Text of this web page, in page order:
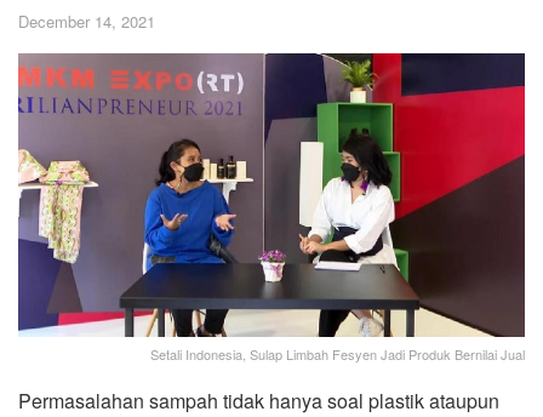
December 14, 2021
Setali Indonesia, Sulap Limbah Fesyen Jadi Produk Bernilai Jual
Permasalahan sampah tidak hanya soal plastik ataupun